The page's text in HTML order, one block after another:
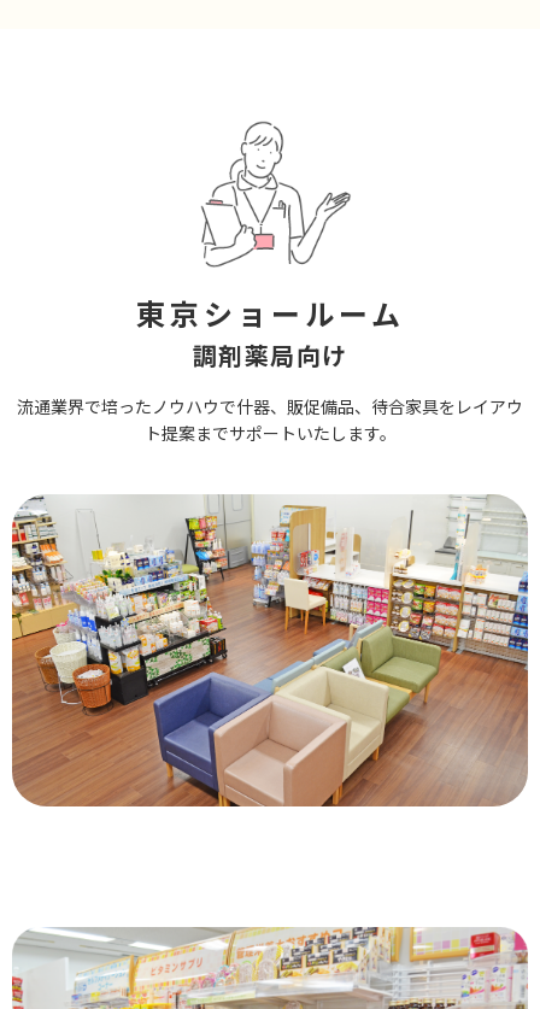
東京ショールーム
調剤薬局向け
流通業界で培ったノウハウで什器、販促備品、待合家具をレイアウ
ト提案までサポートいたします。